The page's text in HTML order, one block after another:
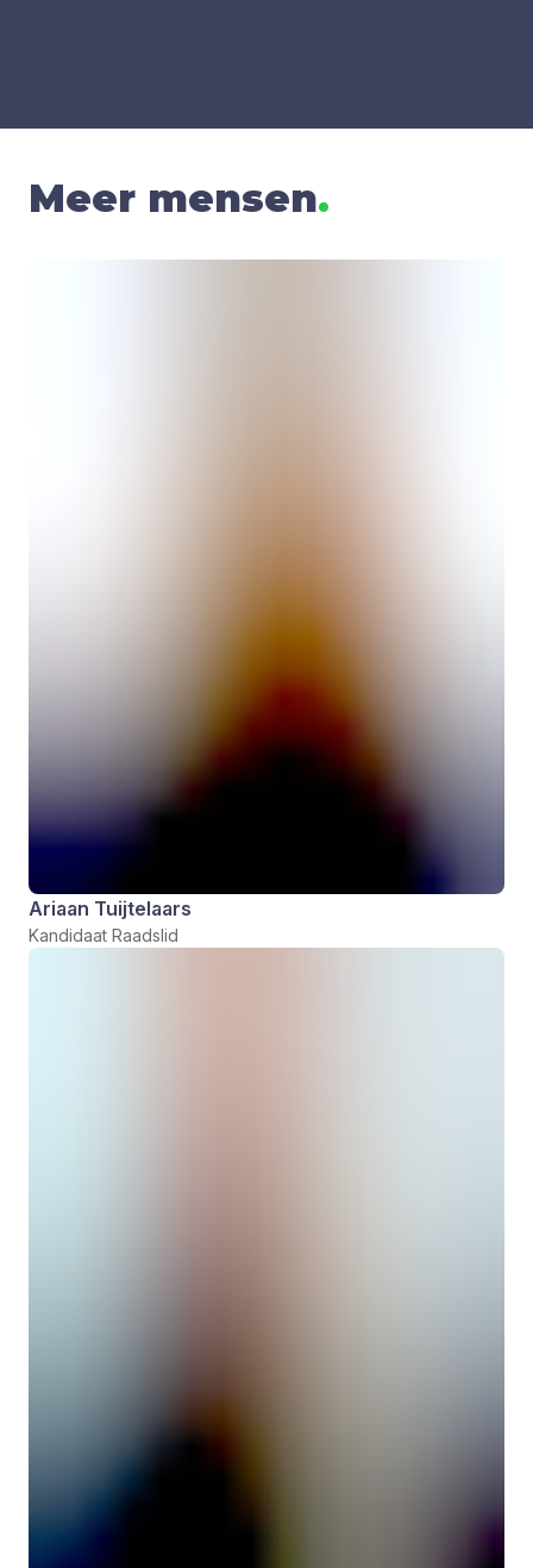
Meer mensen.
Ariaan Tuijtelaars
Kandidaat Raadslid